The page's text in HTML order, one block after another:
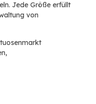
Jede Größe erfüllt
von